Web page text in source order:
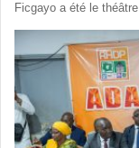
Ficgayo a été le